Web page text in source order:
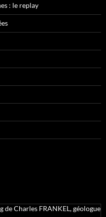
: le replay
de Charles FRANKEL, géologue